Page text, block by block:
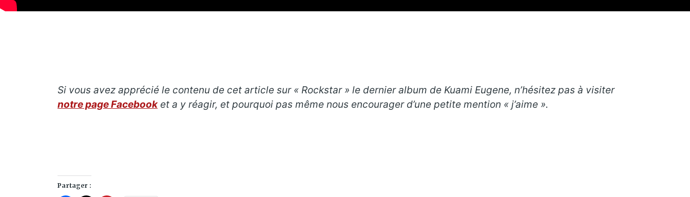
Si vous avez apprécié le contenu de cet article sur « Rockstar » le dernier album de Kuami Eugene, n’hésitez pas à visiter
notre page Facebooket a y réagir, et pourquoi pas même nous encourager d’une petite mention « j’aime ».
Partager :